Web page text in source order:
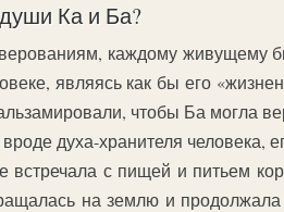
Ка и Ба?
каждому живущему
являясь как бы его
чтобы Ба могла
духа-хранителя человека,
встречала с пищей и питьем
на землю и продолжала